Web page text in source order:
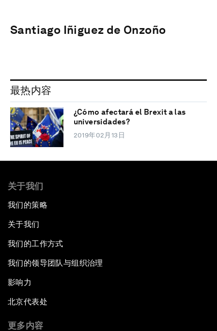
Santiago Iñiguez de Onzoño
最热内容
¿Cómo afectará el Brexit a las
universidades?
2019年02月13日
关于我们
我们的策略
关于我们
我们的工作方式
我们的领导团队与组织治理
影响力
北京代表处
更多内容